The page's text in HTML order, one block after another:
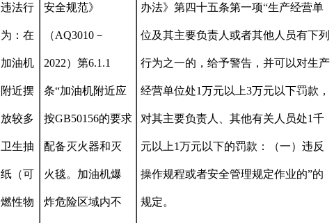
违法行
为：在
加油机
附近摆
放较多
卫生抽
纸（可
燃性物
安全规范》
（AQ3010－
2022）第6.1.1
条“加油机附近应
按GB50156的要求
配备灭火器和灭
火毯。加油机爆
炸危险区域内不
办法》第四十五条第一项“生产经营单
位及其主要负责人或者其他人员有下列
行为之一的，给予警告，并可以对生产
经营单位处1万元以上3万元以下罚款，
对其主要负责人、其他有关人员处1千
元以上1万元以下的罚款：（一）违反
操作规程或者安全管理规定作业的”的
规定。